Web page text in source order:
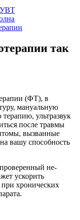
так
(ФТ), в
мануальную
ультразвук
после травмы
вызванные
вашу способность
не-
ускорить
при хронических